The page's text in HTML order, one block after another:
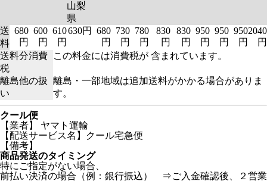
山梨
県
送
料
680
円
600
円
610
円
630円
680
円
730
円
780
円
830
円
830
円
950
円
950
円
950
円
2040
円
送料分消費
税
この料金には消費税が 含まれています。
離島他の扱
い
離島・一部地域は追加送料がかかる場合がありま
す。
クール便
【業者】 ヤマト運輸
【配送サービス名】クール宅急便
【備考】
商品発送のタイミング
特にご指定がない場合、
前払い決済の場合（例：銀行振込） ⇒ご入金確認後、２営業